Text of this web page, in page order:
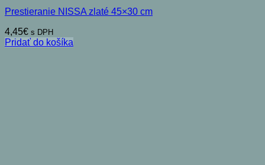
Prestieranie NISSA zlaté 45×30 cm
4,45€ s DPH
Pridať do košíka